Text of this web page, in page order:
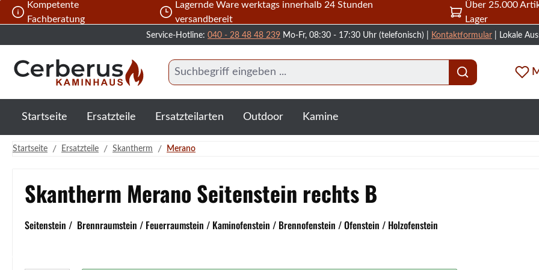
Hauptinhalt springen
Zur Suche springen
Zur Hauptnavigation springen
Kompetente
Fachberatung
Lagernde Ware werktags innerhalb 24 Stunden
versandbereit
Über 25.000
Lager
Service-Hotline: 040 - 28 48 48 239 Mo-Fr, 08:30 - 17:30 Uhr (telefonisch) | Kontaktformular | Lokale
Startseite Ersatzteile Ersatzteilarten Outdoor Kamine
Startseite / Ersatzteile / Skantherm / Merano
Skantherm Merano Seitenstein rechts B
Seitenstein / Brennraumstein / Feuerraumstein / Kaminofenstein / Brennofenstein / Ofenstein / Holzofenstein